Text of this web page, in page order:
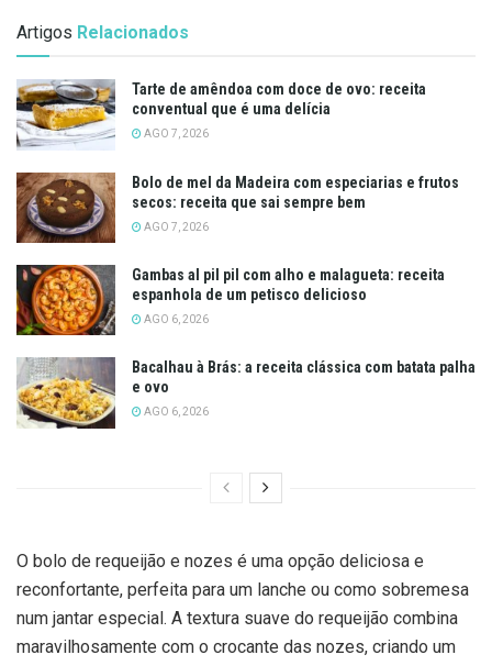
Artigos Relacionados
Tarte de amêndoa com doce de ovo: receita
conventual que é uma delícia
AGO 7, 2026
Bolo de mel da Madeira com especiarias e frutos
secos: receita que sai sempre bem
AGO 7, 2026
Gambas al pil pil com alho e malagueta: receita
espanhola de um petisco delicioso
AGO 6, 2026
Bacalhau à Brás: a receita clássica com batata palha
e ovo
AGO 6, 2026
O bolo de requeijão e nozes é uma opção deliciosa e
reconfortante, perfeita para um lanche ou como sobremesa
num jantar especial. A textura suave do requeijão combina
maravilhosamente com o crocante das nozes, criando um